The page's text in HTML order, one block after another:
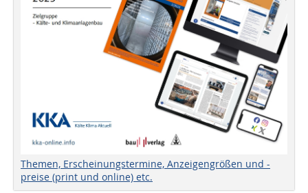
Themen, Erscheinungstermine, Anzeigengrößen und -
preise (print und online) etc.